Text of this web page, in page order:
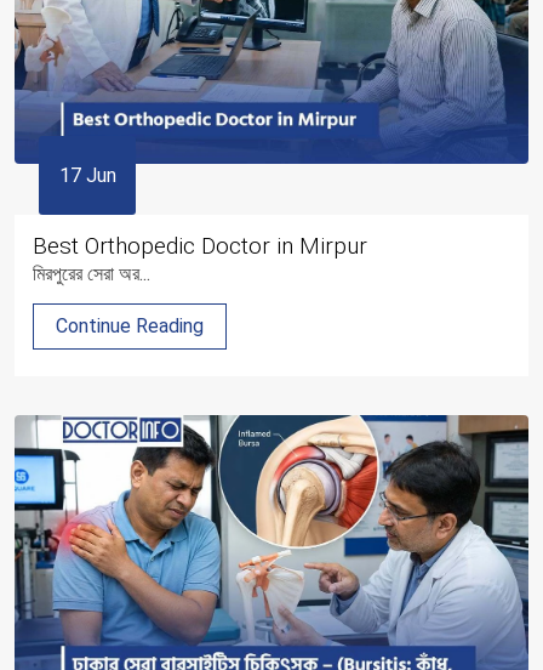
17 Jun
Best Orthopedic Doctor in Mirpur
মিরপুরের সেরা অর...
Continue Reading